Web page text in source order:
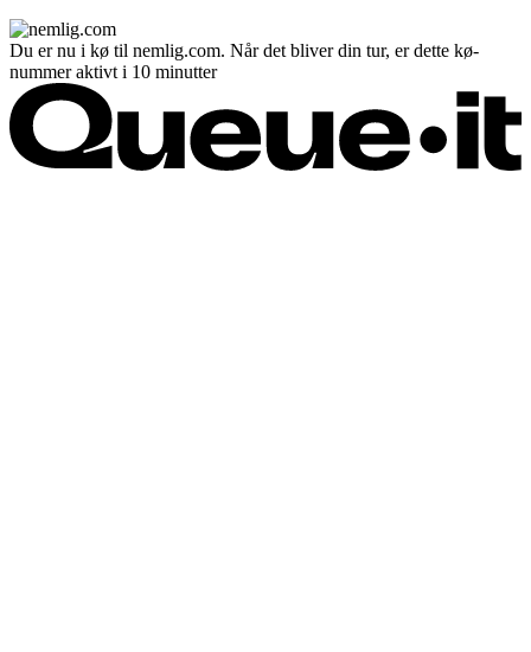
Du er nu i kø til nemlig.com. Når det bliver din tur, er dette kø-
nummer aktivt i 10 minutter